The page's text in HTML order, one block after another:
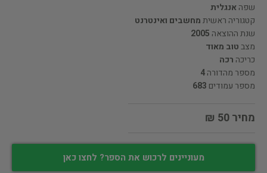
שפהאנגלית
קטגוריה ראשיתמחשבים ואינטרנט
שנת ההוצאה 2005
מצבטוב מאוד
כריכה רכה
מספר מהדורה4
מספר עמודים 683
מחיר 50 ₪
מעוניינים לרכוש את הספר? לחצו כאן